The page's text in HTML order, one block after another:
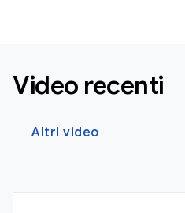
Video recenti
Altri video